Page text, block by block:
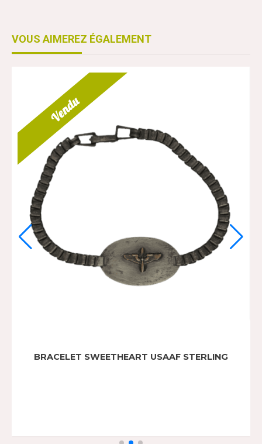
VOUS AIMEREZ ÉGALEMENT
BRACELET STERLING ORDNANCE DEPT
85,00€